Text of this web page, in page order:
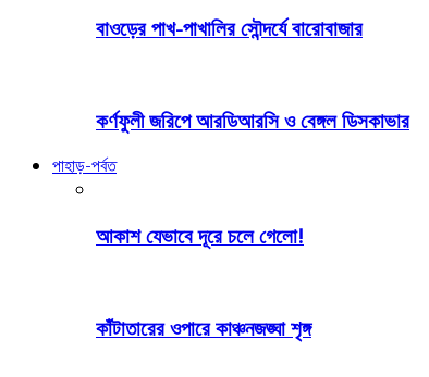
বাওড়ের পাখ-পাখালির সৌন্দর্যে বারোবাজার
কর্ণফুলী জরিপে আরডিআরসি ও বেঙ্গল ডিসকাভার
পাহাড়-পর্বত
আকাশ যেভাবে দূরে চলে গেলো!
কাঁটাতারের ওপারে কাঞ্চনজঙ্ঘা শৃঙ্গ